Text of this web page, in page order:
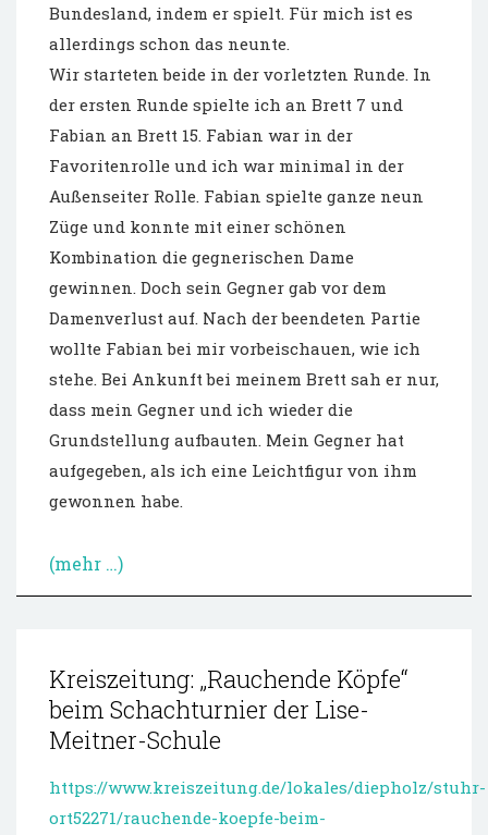
Bundesland, indem er spielt. Für mich ist es
allerdings schon das neunte.
Wir starteten beide in der vorletzten Runde. In
der ersten Runde spielte ich an Brett 7 und
Fabian an Brett 15. Fabian war in der
Favoritenrolle und ich war minimal in der
Außenseiter Rolle. Fabian spielte ganze neun
Züge und konnte mit einer schönen
Kombination die gegnerischen Dame
gewinnen. Doch sein Gegner gab vor dem
Damenverlust auf. Nach der beendeten Partie
wollte Fabian bei mir vorbeischauen, wie ich
stehe. Bei Ankunft bei meinem Brett sah er nur,
dass mein Gegner und ich wieder die
Grundstellung aufbauten. Mein Gegner hat
aufgegeben, als ich eine Leichtfigur von ihm
gewonnen habe.
(mehr …)
Kreiszeitung: „Rauchende Köpfe“
beim Schachturnier der Lise-
Meitner-Schule
https://www.kreiszeitung.de/lokales/diepholz/stuhr-
ort52271/rauchende-koepfe-beim-